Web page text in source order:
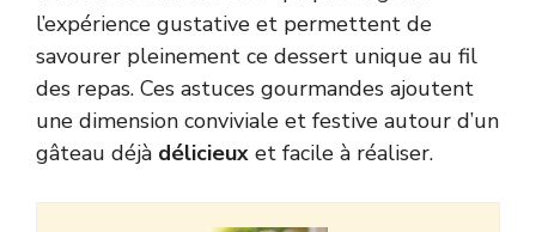
l’expérience gustative et permettent de
savourer pleinement ce dessert unique au fil
des repas. Ces astuces gourmandes ajoutent
une dimension conviviale et festive autour d’un
gâteau déjà délicieux et facile à réaliser.